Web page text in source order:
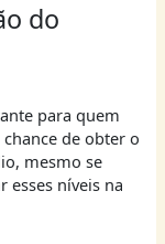
do
para quem
de obter o
mesmo se
esses níveis na